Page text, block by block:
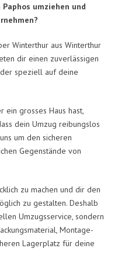
umziehen und
Winterthur aus Winterthur
dir einen zuverlässigen
speziell auf deine
ein grosses Haus hast,
dein Umzug reibungslos
um den sicheren
Gegenstände von
zu machen und dir den
zu gestalten. Deshalb
Umzugsservice, sondern
Montage-
Lagerplatz für deine